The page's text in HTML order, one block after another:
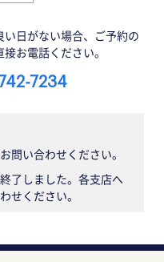
日がない場合、ご予約の
お電話ください。
7234
問い合わせください。
了しました。各支店へ
せください。